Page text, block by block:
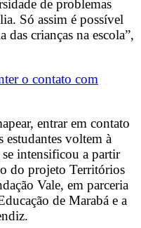
de problemas
Só assim é possível
das crianças na escola”,
o contato com
entrar em contato
estudantes voltem à
se intensificou a partir
do projeto Territórios
Vale, em parceria
de Marabá e a